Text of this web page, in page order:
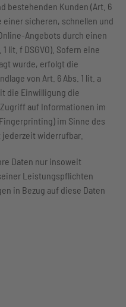
bestehenden Kunden (Art. 6
einer sicheren, schnellen und
Angebots durch einen
lit. f DSGVO). Sofern eine
wurde, erfolgt die
von Art. 6 Abs. 1 lit. a
die Einwilligung die
auf Informationen im
im Sinne des
jederzeit widerrufbar.
Daten nur insoweit
Leistungspflichten
in Bezug auf diese Daten